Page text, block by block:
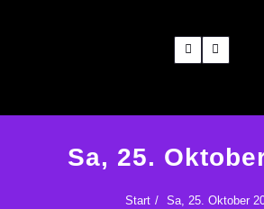
Sa, 25.
Start Sa, 25. Oktober